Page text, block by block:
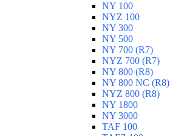
NY 100
NYZ 100
NY 300
NY 500
NY 700 (R7)
NYZ 700 (R7)
NY 800 (R8)
NY 800 NC (R8)
NYZ 800 (R8)
NY 1800
NY 3000
TAF 100